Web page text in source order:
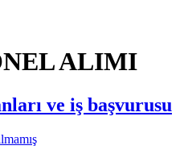
ALIMI
ve iş başvurusu